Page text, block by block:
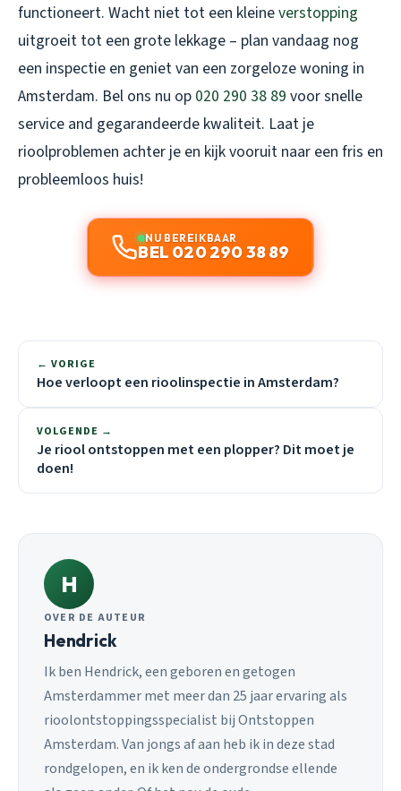
functioneert. Wacht niet tot een kleineverstopping
uitgroeit tot een grote lekkage – plan vandaag nog
een inspectie en geniet van een zorgeloze woning in
Amsterdam. Bel ons nu op 020 290 38 89 voor snelle
service and gegarandeerde kwaliteit. Laat je
rioolproblemen achter je en kijk vooruit naar een fris en
probleemloos huis!
NU BEREIKBAAR
BEL 020 290 38 89
← VORIGE
Hoe verloopt een rioolinspectie in Amsterdam?
VOLGENDE →
Je riool ontstoppen met een plopper? Dit moet je
doen!
H
OVER DE AUTEUR
Hendrick
Ik ben Hendrick, een geboren en getogen
Amsterdammer met meer dan 25 jaar ervaring als
rioolontstoppingsspecialist bij Ontstoppen
Amsterdam. Van jongs af aan heb ik in deze stad
rondgelopen, en ik ken de ondergrondse ellende